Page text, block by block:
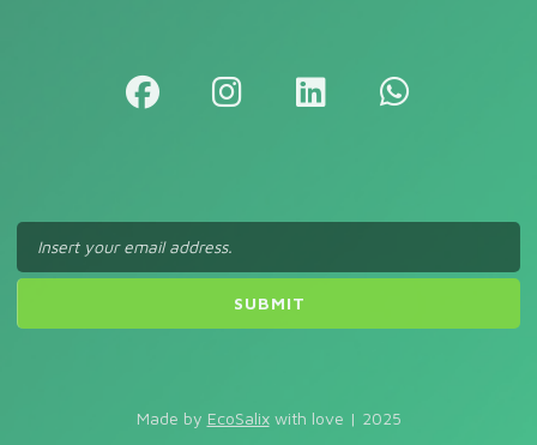
Made by EcoSalixwith love | 2025